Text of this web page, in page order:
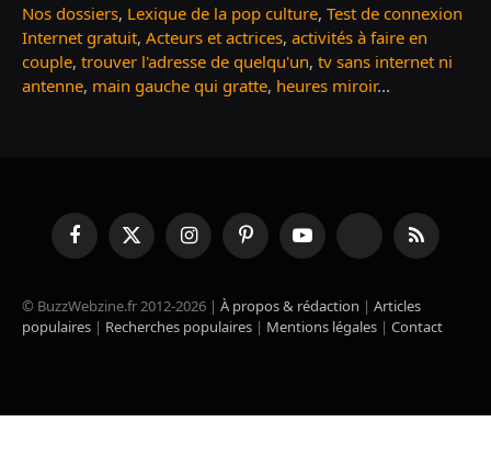
Nos dossiers, Lexique de la pop culture, Test de connexion
Internet gratuit, Acteurs et actrices, activités à faire en
couple, trouver l'adresse de quelqu'un, tv sans internet ni
antenne, main gauche qui gratte, heures miroir...
FacebookX
(Twitter)
InstagramPinterestYouTube TikTok RSS
© BuzzWebzine.fr 2012-2026 | À propos & rédaction | Articles
populaires | Recherches populaires | Mentions légales | Contact